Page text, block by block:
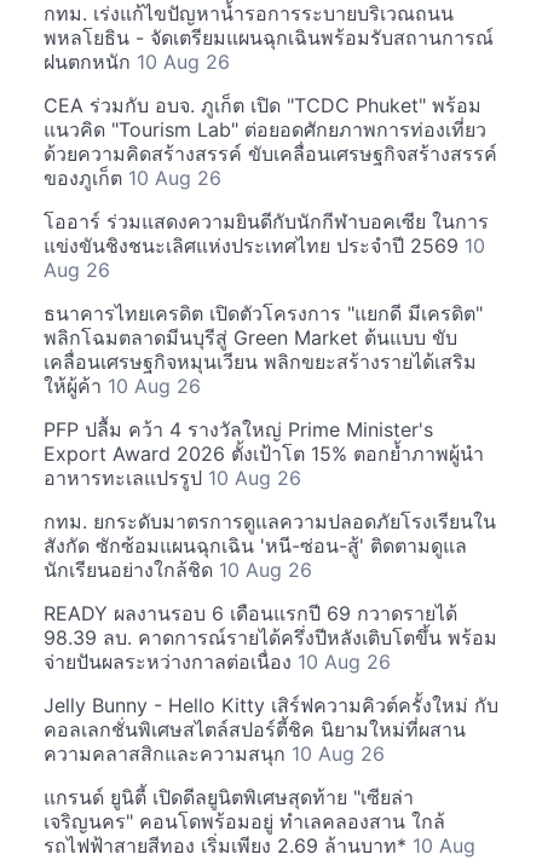
กทม. เร่งแก้ไขปัญหาน้ำรอการระบายบริเวณถนน
พหลโยธิน - จัดเตรียมแผนฉุกเฉินพร้อมรับสถานการณ์
ฝนตกหนัก 10 Aug 26
CEA ร่วมกับ อบจ. ภูเก็ต เปิด "TCDC Phuket" พร้อม
แนวคิด "Tourism Lab" ต่อยอดศักยภาพการท่องเที่ยว
ด้วยความคิดสร้างสรรค์ ขับเคลื่อนเศรษฐกิจสร้างสรรค์
ของภูเก็ต 10 Aug 26
โออาร์ ร่วมแสดงความยินดีกับนักกีฬาบอคเซีย ในการ
แข่งขันชิงชนะเลิศแห่งประเทศไทย ประจำปี 2569 10
Aug 26
ธนาคารไทยเครดิต เปิดตัวโครงการ "แยกดี มีเครดิต"
พลิกโฉมตลาดมีนบุรีสู่ Green Market ต้นแบบ ขับ
เคลื่อนเศรษฐกิจหมุนเวียน พลิกขยะสร้างรายได้เสริม
ให้ผู้ค้า 10 Aug 26
PFP ปลื้ม คว้า 4 รางวัลใหญ่ Prime Minister's
Export Award 2026 ตั้งเป้าโต 15% ตอกย้ำภาพผู้นำ
อาหารทะเลแปรรูป 10 Aug 26
กทม. ยกระดับมาตรการดูแลความปลอดภัยโรงเรียนใน
สังกัด ซักซ้อมแผนฉุกเฉิน 'หนี-ซ่อน-สู้' ติดตามดูแล
นักเรียนอย่างใกล้ชิด 10 Aug 26
READY ผลงานรอบ 6 เดือนแรกปี 69 กวาดรายได้
98.39 ลบ. คาดการณ์รายได้ครึ่งปีหลังเติบโตขึ้น พร้อม
จ่ายปันผลระหว่างกาลต่อเนื่อง 10 Aug 26
Jelly Bunny - Hello Kitty เสิร์ฟความคิวต์ครั้งใหม่ กับ
คอลเลกชั่นพิเศษสไตล์สปอร์ตี้ชิค นิยามใหม่ที่ผสาน
ความคลาสสิกและความสนุก 10 Aug 26
แกรนด์ ยูนิตี้ เปิดดีลยูนิตพิเศษสุดท้าย "เซียล่า
เจริญนคร" คอนโดพร้อมอยู่ ทำเลคลองสาน ใกล้
รถไฟฟ้าสายสีทอง เริ่มเพียง 2.69 ล้านบาท* 10 Aug